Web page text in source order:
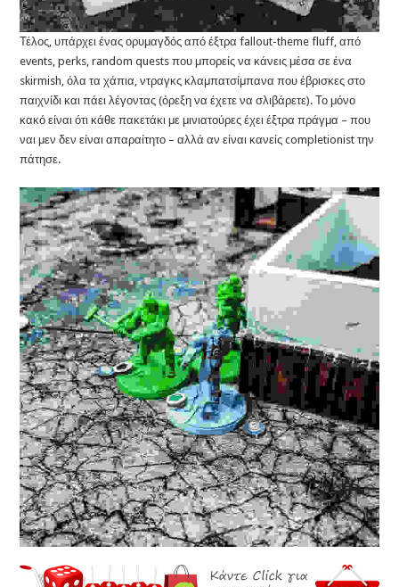
Τέλος, υπάρχει ένας ορυμαγδός από έξτρα fallout-theme fluff, από
events, perks, random quests που μπορείς να κάνεις μέσα σε ένα
skirmish, όλα τα χάπια, ντραγκς κλαμπατσίμπανα που έβρισκες στο
παιχνίδι και πάει λέγοντας (όρεξη να έχετε να σλιβάρετε). Το μόνο
κακό είναι ότι κάθε πακετάκι με μινιατούρες έχει έξτρα πράγμα – που
ναι μεν δεν είναι απαραίτητο – αλλά αν είναι κανείς completionist την
πάτησε.